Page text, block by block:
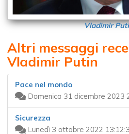
Vladimir
Altri messaggi
Vladimir Putin
Pace nel mondo
Domenica 31 dicembre 2023
Sicurezza
Lunedì 3 ottobre 2022